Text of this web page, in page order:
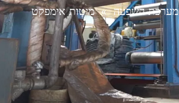
מערכת השפעה » מיטות אימפקט